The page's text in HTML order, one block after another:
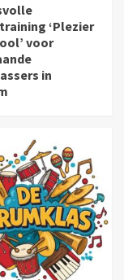
‘Plezier
voor
in